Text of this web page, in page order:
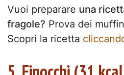
Vuoi preparare una
fragole? Prova dei
Scopri la ricetta